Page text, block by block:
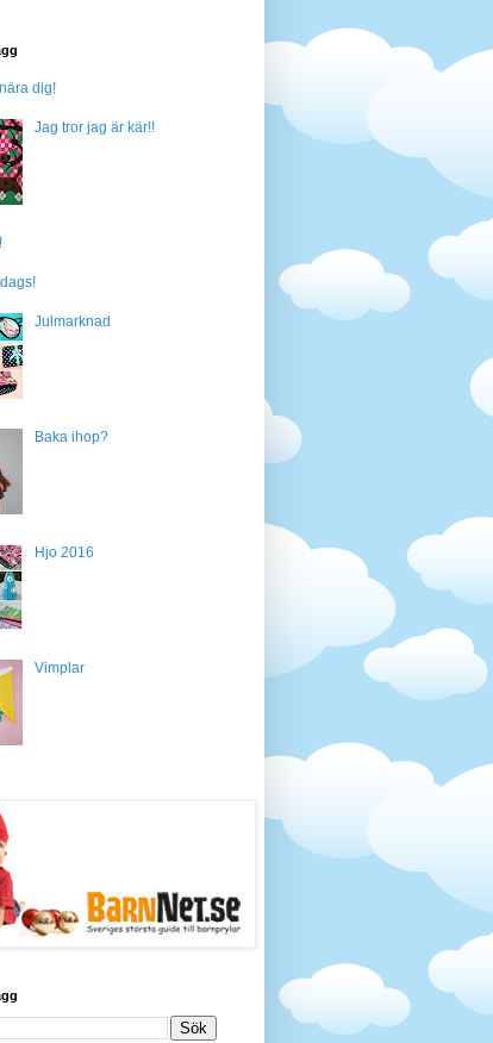
dig!
Jag tror jag är kär!!
Julmarknad
Baka ihop?
Hjo 2016
Vimplar